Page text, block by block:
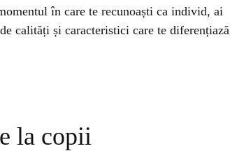
în care te recunoaști ca individ, ai
calități și caracteristici care te diferențiază
la copii